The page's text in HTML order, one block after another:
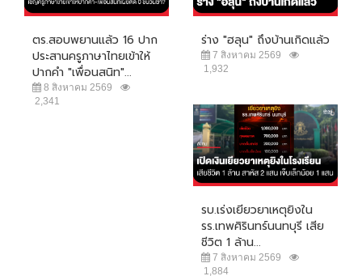
ตร.สอบพยานแล้ว 16 ปาก
ประสานครูภาษาไทยเข้าให้
ปากคำ "เพื่อนสนิท"...
8 สิงหาคม 2569
2,341
ร่าง "ฮลุน" ถึงบ้านเกิดแล้ว
7 สิงหาคม 2569
1,932
รบ.เร่งเยียวยาเหตุยิงใน
รร.เทพศิรินทร์นนทบุรี เสีย
ชีวิต 1 ล้าน...
7 สิงหาคม 2569
1,884